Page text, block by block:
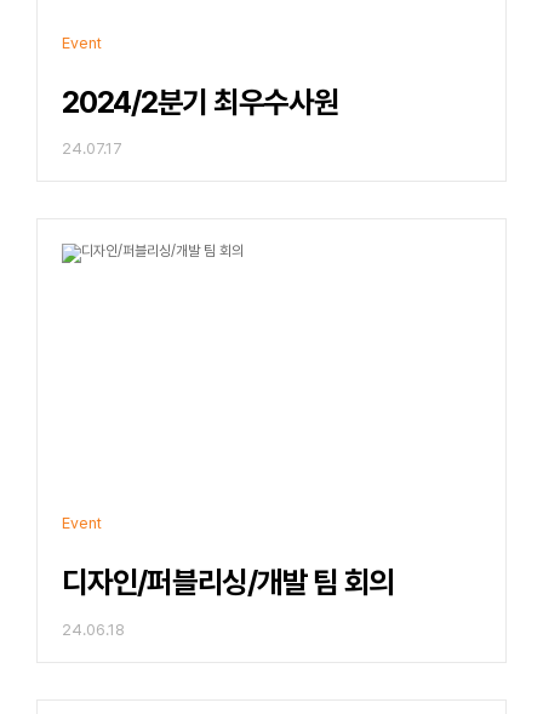
Event
2024/2분기 최우수사원
24.07.17
Event
디자인/퍼블리싱/개발 팀 회의
24.06.18